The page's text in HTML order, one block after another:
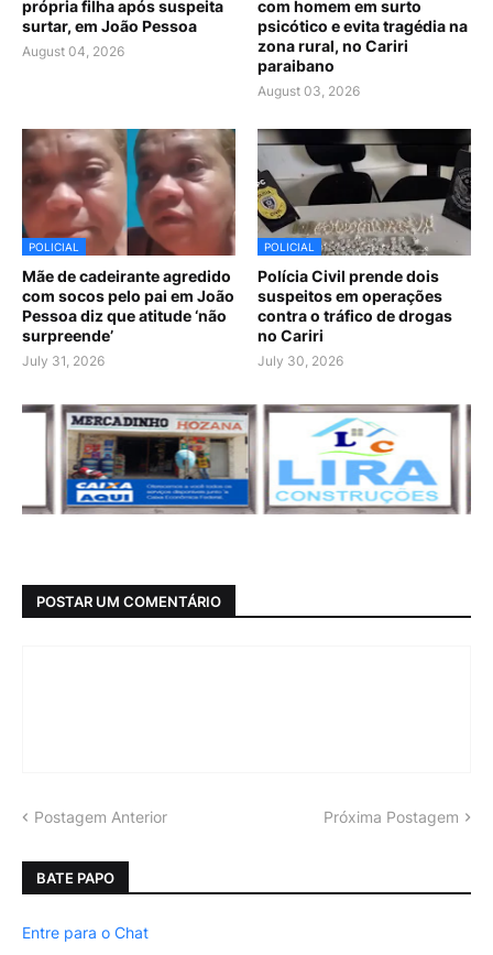
própria filha após suspeita
surtar, em João Pessoa
August 04, 2026
com homem em surto
psicótico e evita tragédia na
zona rural, no Cariri
paraibano
August 03, 2026
POLICIAL
Mãe de cadeirante agredido
com socos pelo pai em João
Pessoa diz que atitude ‘não
surpreende’
July 31, 2026
POLICIAL
Polícia Civil prende dois
suspeitos em operações
contra o tráfico de drogas
no Cariri
July 30, 2026
POSTAR UM COMENTÁRIO
Postagem Anterior Próxima Postagem
BATE PAPO
Entre para o Chat